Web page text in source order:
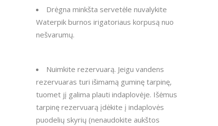
Drėgna minkšta servetėle nuvalykite
Waterpik burnos irigatoriaus korpusą nuo
nešvarumų.
Nuimkite rezervuarą. Jeigu vandens
rezervuaras turi išimamą guminę tarpinę,
tuomet jį galima plauti indaplovėje. Išėmus
tarpinę rezervuarą įdėkite į indaplovės
puodelių skyrių (nenaudokite aukštos